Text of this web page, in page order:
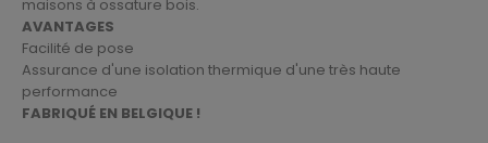
maisons à ossature bois.
AVANTAGES
Facilité de pose
Assurance d'une isolation thermique d'une très haute
performance
FABRIQUÉ EN BELGIQUE !